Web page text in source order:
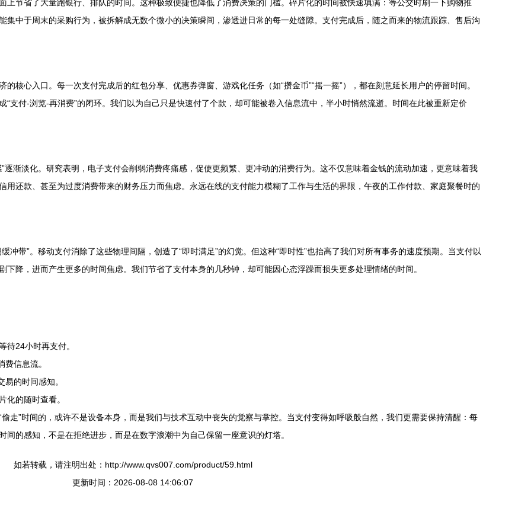
上节省了大量跑银行、排队的时间。这种极致便捷也降低了消费决策的门槛。碎片化的时间被快速填满：等公交时刷一下购物推
中于周末的采购行为，被拆解成无数个微小的决策瞬间，渗透进日常的每一处缝隙。支付完成后，随之而来的物流跟踪、售后沟
核心入口。每一次支付完成后的红包分享、优惠券弹窗、游戏化任务（如“攒金币”“摇一摇”），都在刻意延长用户的停留时间。
支付-浏览-再消费”的闭环。我们以为自己只是快速付了个款，却可能被卷入信息流中，半小时悄然流逝。时间在此被重新定价
逐渐淡化。研究表明，电子支付会削弱消费疼痛感，促使更频繁、更冲动的消费行为。这不仅意味着金钱的流动加速，更意味着我
用还款、甚至为过度消费带来的财务压力而焦虑。永远在线的支付能力模糊了工作与生活的界限，午夜的工作付款、家庭聚餐时的
冲带”。移动支付消除了这些物理间隔，创造了“即时满足”的幻觉。但这种“即时性”也抬高了我们对所有事务的速度预期。当支付以
降，进而产生更多的时间焦虑。我们节省了支付本身的几秒钟，却可能因心态浮躁而损失更多处理情绪的时间。
待24小时再支付。
信息流。
的时间感知。
化的随时查看。
走”时间的，或许不是设备本身，而是我们与技术互动中丧失的觉察与掌控。当支付变得如呼吸般自然，我们更需要保持清醒：每
的感知，不是在拒绝进步，而是在数字浪潮中为自己保留一座意识的灯塔。
如若转载，请注明出处：http://www.qvs007.com/product/59.html
更新时间：2026-08-08 14:06:07